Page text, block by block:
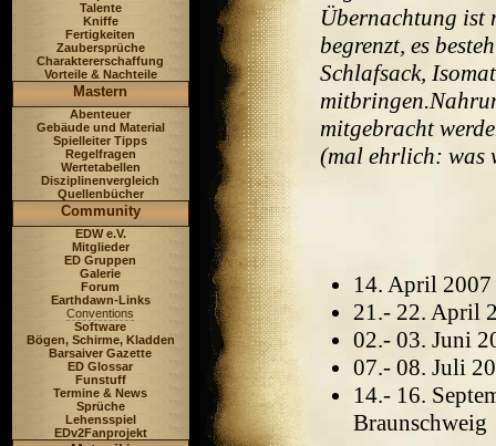
Talente
Kniffe
Fertigkeiten
Zaubersprüche
Charaktererschaffung
Vorteile & Nachteile
Mastern
Abenteuer
Gebäude und Material
Spielleiter Tipps
Regelfragen
Wertetabellen
Disziplinenvergleich
Quellenbücher
Community
EDW e.V.
Mitglieder
ED Gruppen
Galerie
Forum
Earthdawn-Links
Conventions
Software
Bögen, Schirme, Kladden
Barsaiver Gazette
ED Glossar
Funstuff
Termine & News
Sprüche
Lehensspiel
EDv2Fanprojekt
Übernachtung ist
begrenzt, es
Schlafsack,
mitgebracht
(mal ehrlich: was
14. April 2007
21.- 22. April
02.- 03. Juni
07.- 08. Juli
14.- 16.
Braunschweig